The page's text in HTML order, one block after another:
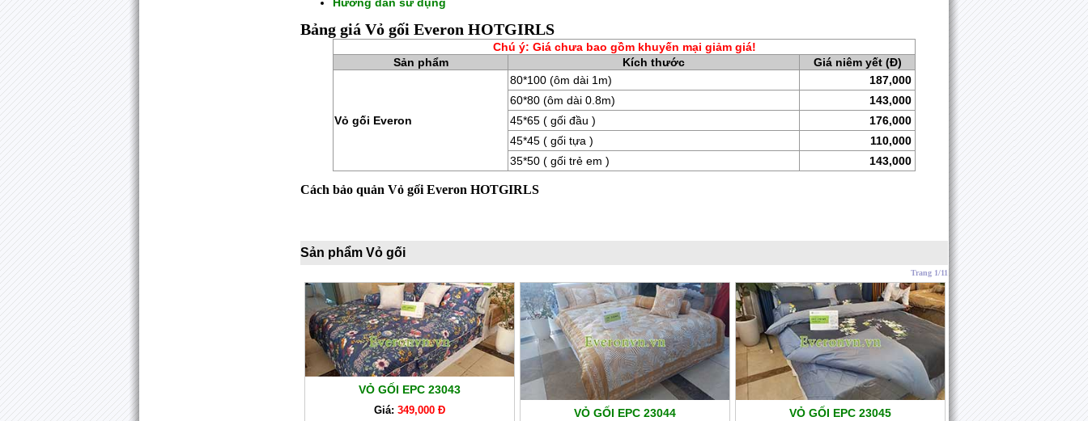
Bảng giá Vỏ gối Everon HOTGIRLS
Chú ý: Giá chưa bao gồm khuyến mại giảm giá!
Sản phẩm
Kích thước Giá niêm yết (Đ)
Vỏ gối Everon
80*100 (ôm dài 1m)
187,000
60*80 (ôm dài 0.8m)
143,000
45*65 ( gối đầu )
176,000
45*45 ( gối tựa )
110,000
35*50 ( gối trẻ em )
143,000
Cách bảo quản Vỏ gối Everon HOTGIRLS
Sản phẩm Vỏ gối
Trang 1/11
VỎ GỐI EPC 23043
Giá: 349,000 Đ VỎ GỐI EPC 23044 VỎ GỐI EPC 23045